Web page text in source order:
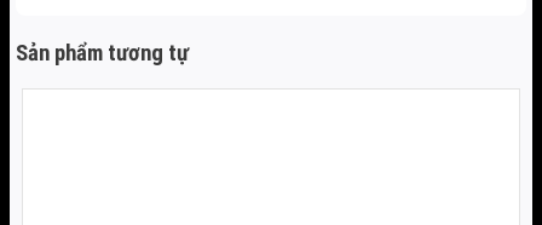
Sản phẩm tương tự